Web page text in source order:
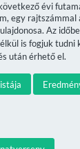
évi
egy
Az
is fogjuk tudni
után érhető el.